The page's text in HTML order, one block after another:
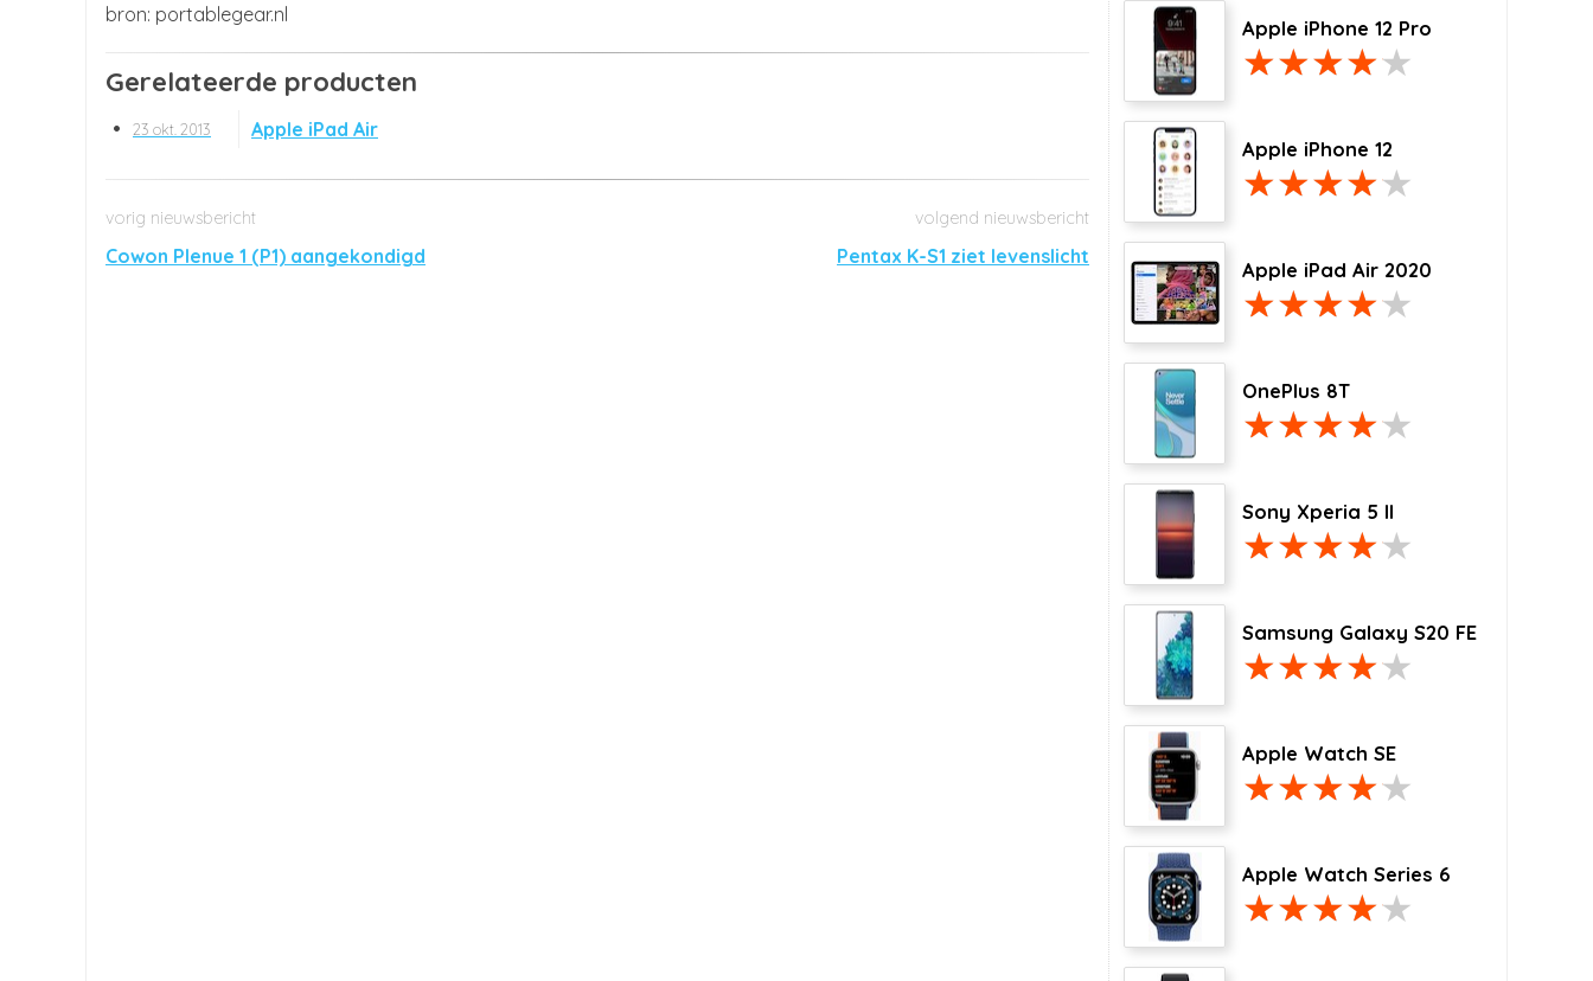
portablegear.nl
Gerelateerde producten
23 okt. 2013 Apple iPad Air
Cowon Plenue 1 (P1) aangekondigd Pentax K-S1 ziet levenslicht
Apple iPhone 12 Pro
Apple iPhone 12
Apple iPad Air 2020
OnePlus 8T
Sony Xperia 5 II
Samsung Galaxy S20 FE
Apple Watch SE
Apple Watch Series 6